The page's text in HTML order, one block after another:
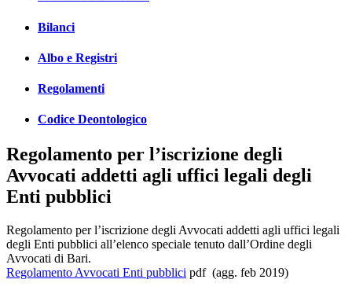
Bilanci
Albo e Registri
Regolamenti
Codice Deontologico
Regolamento per l’iscrizione degli
Avvocati addetti agli uffici legali degli
Enti pubblici
Regolamento per l’iscrizione degli Avvocati addetti agli uffici legali
degli Enti pubblici all’elenco speciale tenuto dall’Ordine degli
Avvocati di Bari.
Regolamento Avvocati Enti pubblici pdf (agg. feb 2019)